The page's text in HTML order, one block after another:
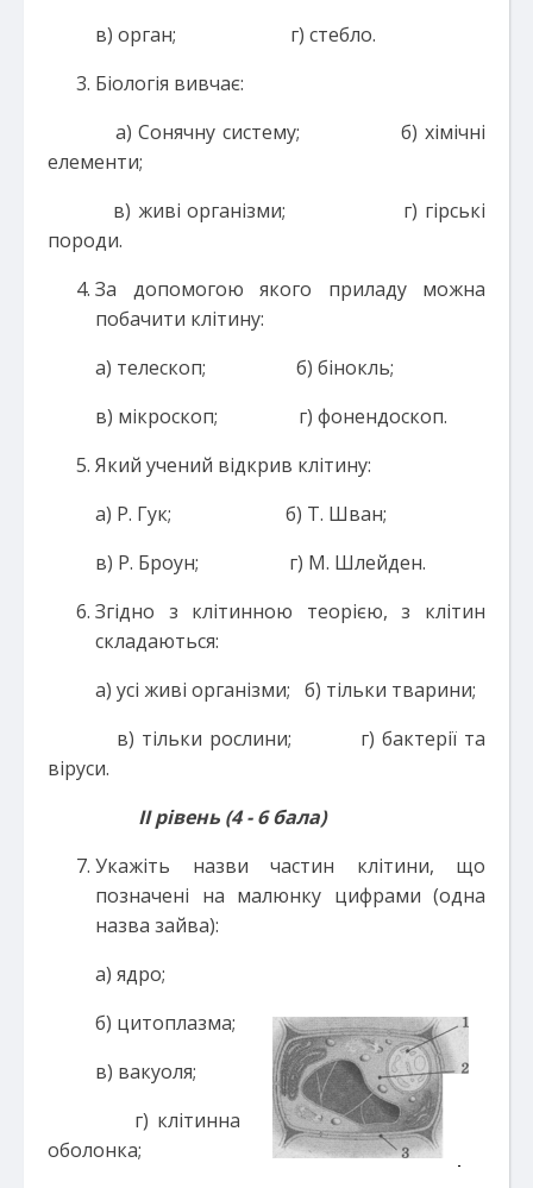
в) орган; г) стебло.
Біологія вивчає:
а) Сонячну систему; б) хімічні
елементи;
в) живі організми; г) гірські
породи.
За допомогою якого приладу можна
побачити клітину:
а) телескоп; б) бінокль;
в) мікроскоп; г) фонендоскоп.
Який учений відкрив клітину:
а) Р. Гук; б) Т. Шван;
в) Р. Броун; г) М. Шлейден.
Згідно з клітинною теорією, з клітин
складаються:
а) усі живі організми; б) тільки тварини;
в) тільки рослини; г) бактерії та
віруси.
ІІ рівень (4 - 6 бала)
Укажіть назви частин клітини, що
позначені на малюнку цифрами (одна
назва зайва):
а) ядро;
б) цитоплазма;
в) вакуоля;
г) клітинна
оболонка;